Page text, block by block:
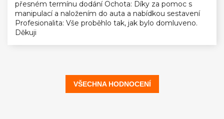
přesném termínu dodání Ochota: Díky za pomoc s
manipulací a naložením do auta a nabídkou sestavení
Profesionalita: Vše proběhlo tak, jak bylo domluveno.
Děkuji
VŠECHNA HODNOCENÍ